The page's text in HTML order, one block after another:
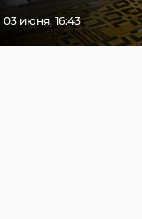
03 июня, 16:43